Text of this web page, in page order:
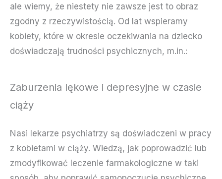
ale wiemy, że niestety nie zawsze jest to obraz
zgodny z rzeczywistością. Od lat wspieramy
kobiety, które w okresie oczekiwania na dziecko
doświadczają trudności psychicznych, m.in.:
Zaburzenia lękowe i depresyjne w czasie
ciąży
Nasi lekarze psychiatrzy są doświadczeni w pracy
z kobietami w ciąży. Wiedzą, jak poprowadzić lub
zmodyfikować leczenie farmakologiczne w taki